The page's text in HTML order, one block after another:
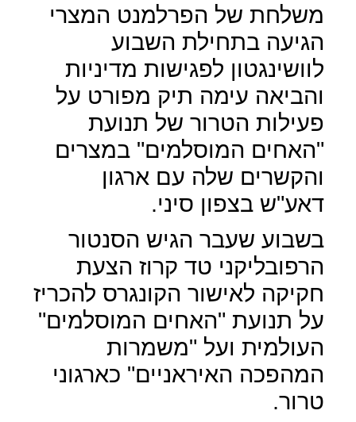
משלחת של הפרלמנט המצרי
הגיעה בתחילת השבוע
לוושינגטון לפגישות מדיניות
והביאה עימה תיק מפורט על
פעילות הטרור של תנועת
"האחים המוסלמים" במצרים
והקשרים שלה עם ארגון
דאע"ש בצפון סיני.
בשבוע שעבר הגיש הסנטור
הרפובליקני טד קרוז הצעת
חקיקה לאישור הקונגרס להכריז
על תנועת "האחים המוסלמים"
העולמית ועל "משמרות
המהפכה האיראניים" כארגוני
טרור.